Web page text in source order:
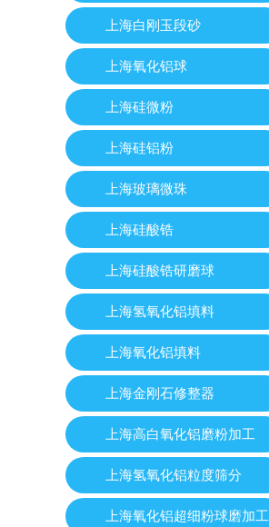
上海白刚玉段砂
上海氧化铝球
上海硅微粉
上海硅铝粉
上海玻璃微珠
上海硅酸锆
上海硅酸锆研磨球
上海氢氧化铝填料
上海氧化铝填料
上海金刚石修整器
上海高白氧化铝磨粉加工
上海氢氧化铝粒度筛分
上海氧化铝超细粉球磨加工